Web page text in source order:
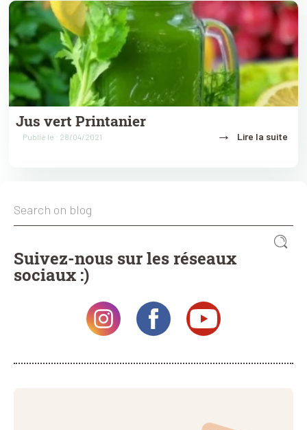
Jus vert Printanier
Publié le : 28/04/2021 → Lire la suite
Suivez-nous sur les réseaux
sociaux :)